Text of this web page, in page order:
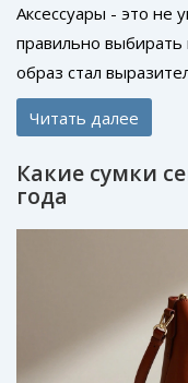
Аксессуары - это не
правильно
образ стал
Простые правила
Читать далее
Какие сумки
года